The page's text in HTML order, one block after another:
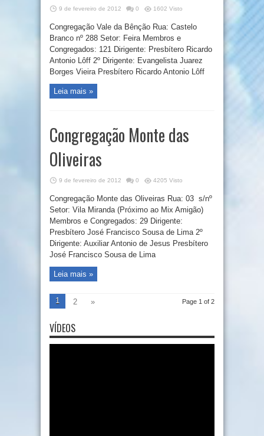
9 de fevereiro de 2012 0 1602 Visto
Congregação Vale da Bênção Rua: Castelo
Branco nº 288 Setor: Feira Membros e
Congregados: 121 Dirigente: Presbítero Ricardo
Antonio Lôff 2º Dirigente: Evangelista Juarez
Borges Vieira Presbítero Ricardo Antonio Lôff
Leia mais »
Congregação Monte das
Oliveiras
9 de fevereiro de 2012 0 4205 Visto
Congregação Monte das Oliveiras Rua: 03 s/nº
Setor: Vila Miranda (Próximo ao Mix Amigão)
Membros e Congregados: 29 Dirigente:
Presbítero José Francisco Sousa de Lima 2º
Dirigente: Auxiliar Antonio de Jesus Presbítero
José Francisco Sousa de Lima
Leia mais »
Page 1 of 2
1 2 »
VÍDEOS